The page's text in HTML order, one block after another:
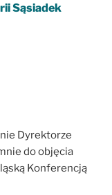
Sąsiadek
Dyrektorze
do objęcia
Konferencją